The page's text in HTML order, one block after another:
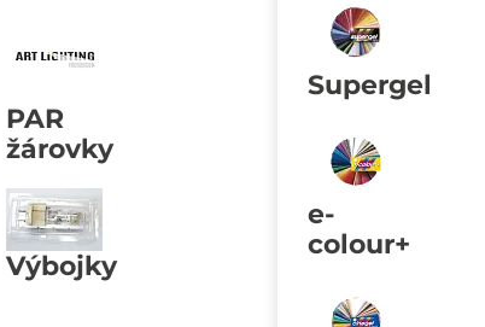
PAR
žárovky
Výbojky
Supergel
e-
colour+